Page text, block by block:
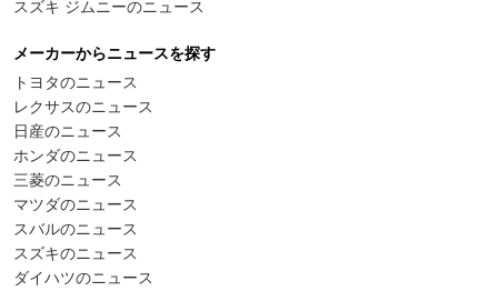
スズキ ジムニーのニュース
メーカーからニュースを探す
トヨタのニュース
レクサスのニュース
日産のニュース
ホンダのニュース
三菱のニュース
マツダのニュース
スバルのニュース
スズキのニュース
ダイハツのニュース